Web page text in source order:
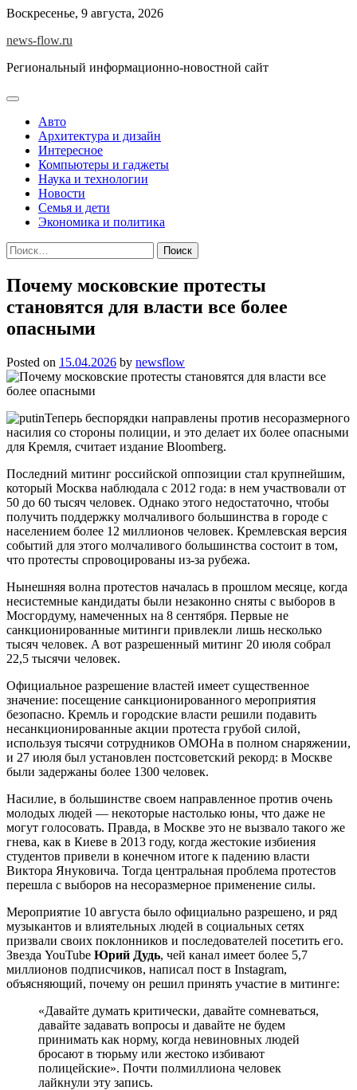
Skip
content
Воскресенье, 9 августа, 2026
news-flow.ru
Региональный информационно-новостной сайт
Авто
Архитектура и дизайн
Интересное
Компьютеры и гаджеты
Наука и технологии
Новости
Семья и дети
Экономика и политика
Найти:
Почему московские протесты
становятся для власти все более
опасными
Posted on 15.04.2026 by newsflow
Теперь беспорядки направлены против несоразмерного
насилия со стороны полиции, и это делает их более опасными
для Кремля, считает издание Bloomberg.
Последний митинг российской оппозиции стал крупнейшим,
который Москва наблюдала с 2012 года: в нем участвовали от
50 до 60 тысяч человек. Однако этого недостаточно, чтобы
получить поддержку молчаливого большинства в городе с
населением более 12 миллионов человек. Кремлевская версия
событий для этого молчаливого большинства состоит в том,
что протесты спровоцированы из-за рубежа.
Нынешняя волна протестов началась в прошлом месяце, когда
несистемные кандидаты были незаконно сняты с выборов в
Мосгордуму, намеченных на 8 сентября. Первые не
санкционированные митинги привлекли лишь несколько
тысяч человек. А вот разрешенный митинг 20 июля собрал
22,5 тысячи человек.
Официальное разрешение властей имеет существенное
значение: посещение санкционированного мероприятия
безопасно. Кремль и городские власти решили подавить
несанкционированные акции протеста грубой силой,
используя тысячи сотрудников ОМОНа в полном снаряжении,
и 27 июля был установлен постсоветский рекорд: в Москве
были задержаны более 1300 человек.
Насилие, в большинстве своем направленное против очень
молодых людей — некоторые настолько юны, что даже не
могут голосовать. Правда, в Москве это не вызвало такого же
гнева, как в Киеве в 2013 году, когда жестокие избиения
студентов привели в конечном итоге к падению власти
Виктора Януковича. Тогда центральная проблема протестов
перешла с выборов на несоразмерное применение силы.
Мероприятие 10 августа было официально разрешено, и ряд
музыкантов и влиятельных людей в социальных сетях
призвали своих поклонников и последователей посетить его.
Звезда YouTube Юрий Дудь, чей канал имеет более 5,7
миллионов подписчиков, написал пост в Instagram,
объясняющий, почему он решил принять участие в митинге:
«Давайте думать критически, давайте сомневаться,
давайте задавать вопросы и давайте не будем
принимать как норму, когда невиновных людей
бросают в тюрьму или жестоко избивают
полицейские». Почти полмиллиона человек
лайкнули эту запись.